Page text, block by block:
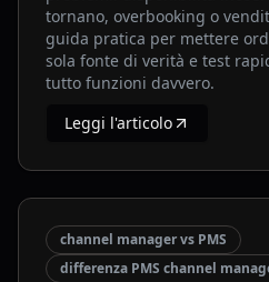
tornano, overbooking o
guida pratica per mettere
sola fonte di verità e test
tutto funzioni davvero.
Leggi l'articolo
channel manager vs PMS
differenza PMS channel